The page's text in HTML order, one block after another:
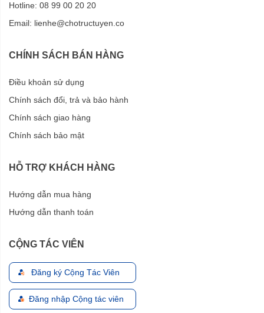
Hotline: 08 99 00 20 20
Email: lienhe@chotructuyen.co
CHÍNH SÁCH BÁN HÀNG
Điều khoản sử dụng
Chính sách đổi, trả và bảo hành
Chính sách giao hàng
Chính sách bảo mật
HỖ TRỢ KHÁCH HÀNG
Hướng dẫn mua hàng
Hướng dẫn thanh toán
CỘNG TÁC VIÊN
Đăng ký Cộng Tác Viên
Đăng nhập Cộng tác viên